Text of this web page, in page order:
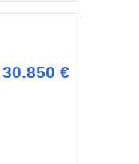
30.850 €